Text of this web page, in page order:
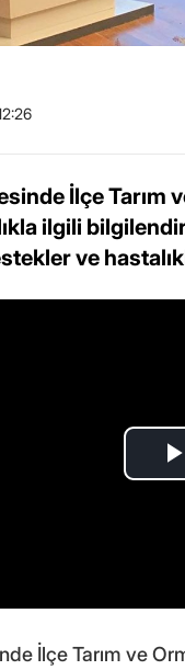
İlçe Tarım
ilgili
ve
İlçe Tarım ve